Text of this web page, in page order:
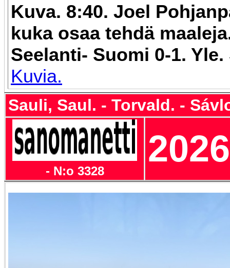
Kuva. 8:40. Joel
kuka osaa tehdä
Seelanti- Suomi 0-1. Yle.
Kuvia.
Sauli, Saul. - Torvald. -
- N:o 3328
2026